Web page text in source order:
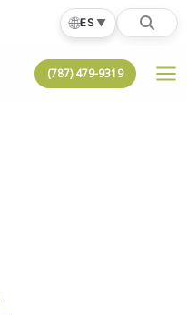
🌐ES▼
(787) 479-9319